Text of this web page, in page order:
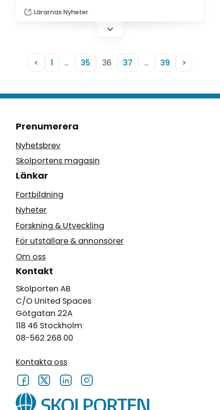
engagemang på lektionerna.
Lärarnas Nyheter
< 1 … 35 36 37 … 39 >
Prenumerera
Nyhetsbrev
Skolportens magasin
Länkar
Fortbildning
Nyheter
Forskning & Utveckling
För utställare & annonsörer
Om oss
Kontakt
Skolporten AB
C/O United Spaces
Götgatan 22A
118 46 Stockholm
08-562 268 00
Kontakta oss